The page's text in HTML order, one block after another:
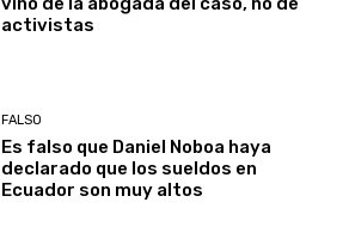
activistas
FALSO
Es falso que Daniel Noboa haya
declarado que los sueldos en
Ecuador son muy altos